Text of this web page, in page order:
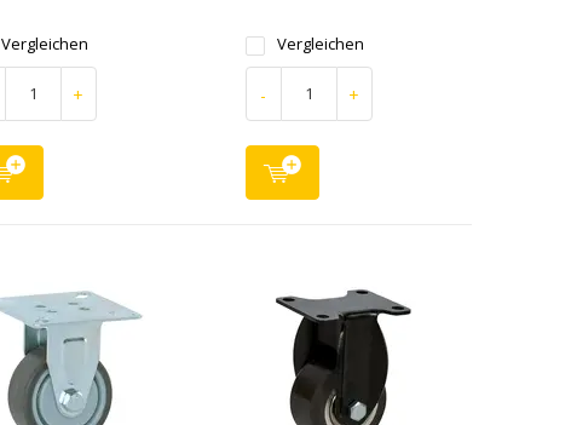
Vergleichen
+
Vergleichen
- +